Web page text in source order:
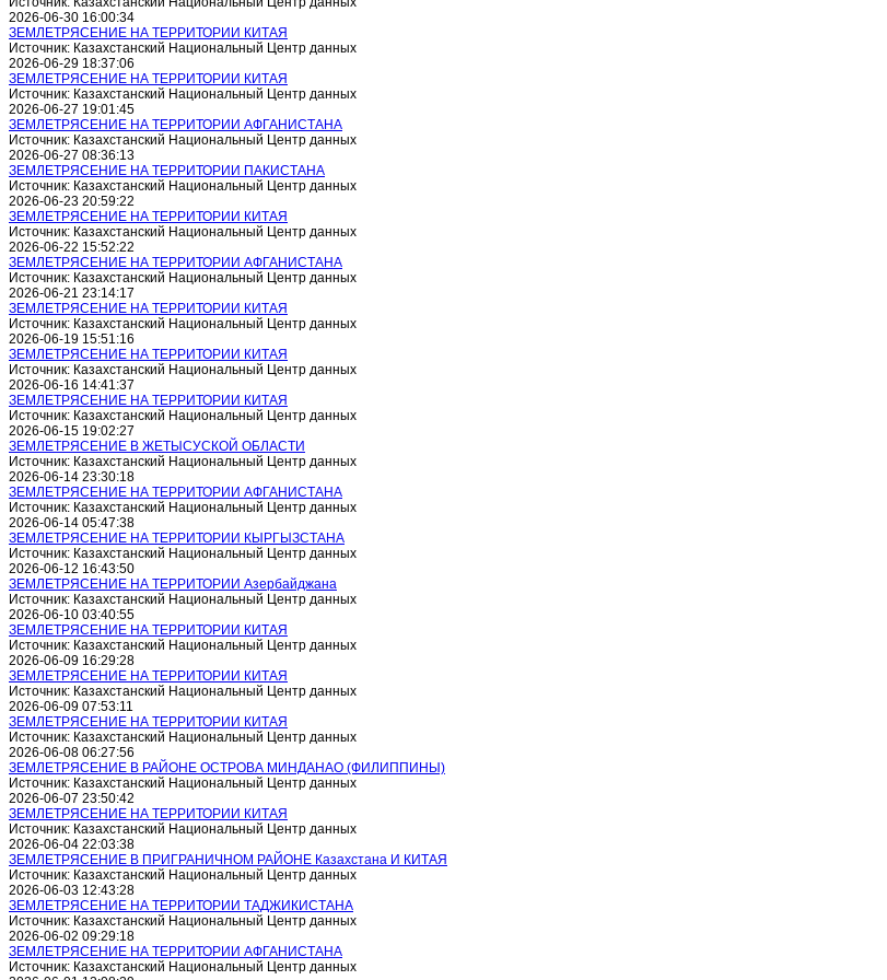
2026-06-30 16:00:34
ЗЕМЛЕТРЯСЕНИЕ НА ТЕРРИТОРИИ КИТАЯ
Источник: Казахстанский Национальный Центр данных
2026-06-29 18:37:06
ЗЕМЛЕТРЯСЕНИЕ НА ТЕРРИТОРИИ КИТАЯ
Источник: Казахстанский Национальный Центр данных
2026-06-27 19:01:45
ЗЕМЛЕТРЯСЕНИЕ НА ТЕРРИТОРИИ АФГАНИСТАНА
Источник: Казахстанский Национальный Центр данных
2026-06-27 08:36:13
ЗЕМЛЕТРЯСЕНИЕ НА ТЕРРИТОРИИ ПАКИСТАНА
Источник: Казахстанский Национальный Центр данных
2026-06-23 20:59:22
ЗЕМЛЕТРЯСЕНИЕ НА ТЕРРИТОРИИ КИТАЯ
Источник: Казахстанский Национальный Центр данных
2026-06-22 15:52:22
ЗЕМЛЕТРЯСЕНИЕ НА ТЕРРИТОРИИ АФГАНИСТАНА
Источник: Казахстанский Национальный Центр данных
2026-06-21 23:14:17
ЗЕМЛЕТРЯСЕНИЕ НА ТЕРРИТОРИИ КИТАЯ
Источник: Казахстанский Национальный Центр данных
2026-06-19 15:51:16
ЗЕМЛЕТРЯСЕНИЕ НА ТЕРРИТОРИИ КИТАЯ
Источник: Казахстанский Национальный Центр данных
2026-06-16 14:41:37
ЗЕМЛЕТРЯСЕНИЕ НА ТЕРРИТОРИИ КИТАЯ
Источник: Казахстанский Национальный Центр данных
2026-06-15 19:02:27
ЗЕМЛЕТРЯСЕНИЕ В ЖЕТЫСУСКОЙ ОБЛАСТИ
Источник: Казахстанский Национальный Центр данных
2026-06-14 23:30:18
ЗЕМЛЕТРЯСЕНИЕ НА ТЕРРИТОРИИ АФГАНИСТАНА
Источник: Казахстанский Национальный Центр данных
2026-06-14 05:47:38
ЗЕМЛЕТРЯСЕНИЕ НА ТЕРРИТОРИИ КЫРГЫЗСТАНА
Источник: Казахстанский Национальный Центр данных
2026-06-12 16:43:50
ЗЕМЛЕТРЯСЕНИЕ НА ТЕРРИТОРИИ Азербайджана
Источник: Казахстанский Национальный Центр данных
2026-06-10 03:40:55
ЗЕМЛЕТРЯСЕНИЕ НА ТЕРРИТОРИИ КИТАЯ
Источник: Казахстанский Национальный Центр данных
2026-06-09 16:29:28
ЗЕМЛЕТРЯСЕНИЕ НА ТЕРРИТОРИИ КИТАЯ
Источник: Казахстанский Национальный Центр данных
2026-06-09 07:53:11
ЗЕМЛЕТРЯСЕНИЕ НА ТЕРРИТОРИИ КИТАЯ
Источник: Казахстанский Национальный Центр данных
2026-06-08 06:27:56
ЗЕМЛЕТРЯСЕНИЕ В РАЙОНЕ ОСТРОВА МИНДАНАО (ФИЛИППИНЫ)
Источник: Казахстанский Национальный Центр данных
2026-06-07 23:50:42
ЗЕМЛЕТРЯСЕНИЕ НА ТЕРРИТОРИИ КИТАЯ
Источник: Казахстанский Национальный Центр данных
2026-06-04 22:03:38
ЗЕМЛЕТРЯСЕНИЕ В ПРИГРАНИЧНОМ РАЙОНЕ Казахстана И КИТАЯ
Источник: Казахстанский Национальный Центр данных
2026-06-03 12:43:28
ЗЕМЛЕТРЯСЕНИЕ НА ТЕРРИТОРИИ ТАДЖИКИСТАНА
Источник: Казахстанский Национальный Центр данных
2026-06-02 09:29:18
ЗЕМЛЕТРЯСЕНИЕ НА ТЕРРИТОРИИ АФГАНИСТАНА
Источник: Казахстанский Национальный Центр данных